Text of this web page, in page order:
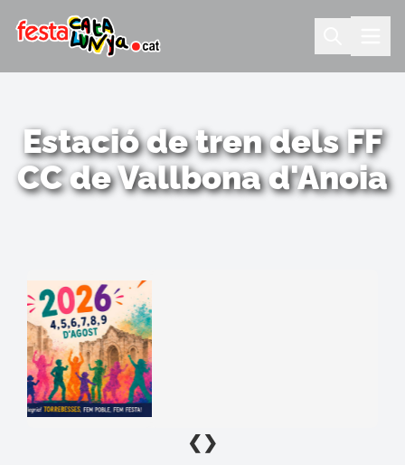
Estació de tren dels FF
CC de Vallbona d'Anoia
❮ ❯